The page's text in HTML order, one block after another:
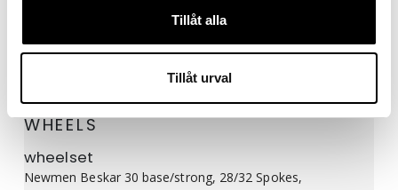
Tillåt alla
Tillåt urval
WHEELS
wheelset
Newmen Beskar 30 base/strong, 28/32 Spokes,